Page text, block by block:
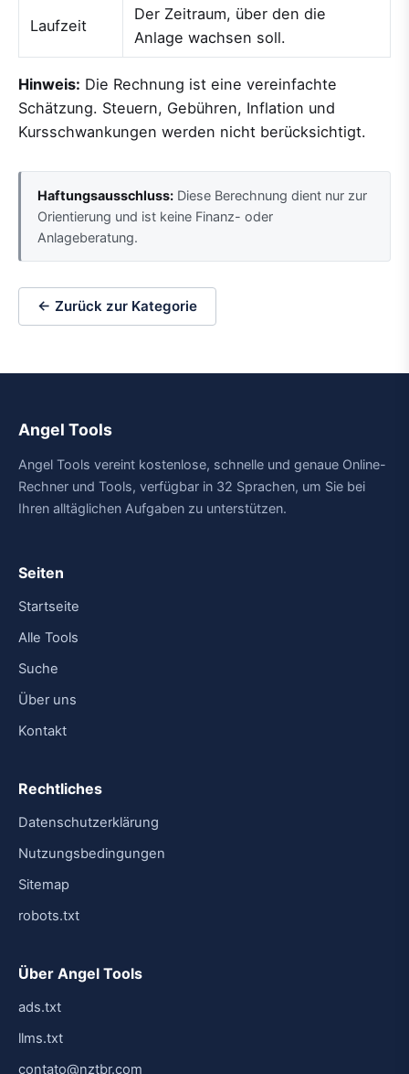
Laufzeit
Der Zeitraum, über den die
Anlage wachsen soll.
Hinweis: Die Rechnung ist eine vereinfachte
Schätzung. Steuern, Gebühren, Inflation und
Kursschwankungen werden nicht berücksichtigt.
Haftungsausschluss: Diese Berechnung dient nur zur
Orientierung und ist keine Finanz- oder
Anlageberatung.
← Zurück zur Kategorie
Angel Tools
Angel Tools vereint kostenlose, schnelle und genaue Online-
Rechner und Tools, verfügbar in 32 Sprachen, um Sie bei
Ihren alltäglichen Aufgaben zu unterstützen.
Seiten
Startseite
Alle Tools
Suche
Über uns
Kontakt
Rechtliches
Datenschutzerklärung
Nutzungsbedingungen
Sitemap
robots.txt
Über Angel Tools
ads.txt
llms.txt
contato@nztbr.com